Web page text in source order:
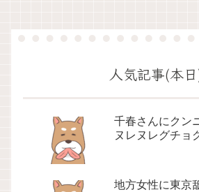
人気記事(本
千春さんにクン
ヌレヌレグチョ
地方女性に東京